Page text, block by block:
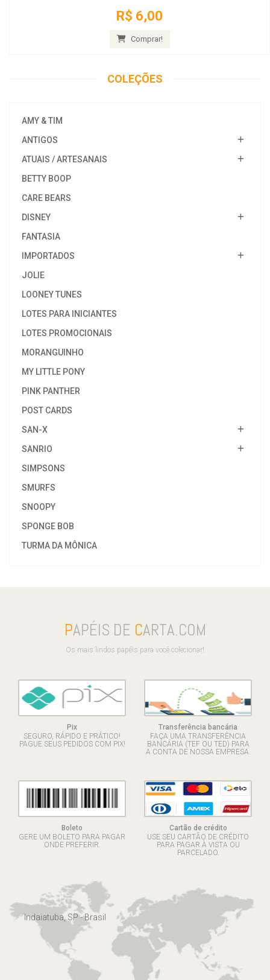
R$ 6,00
Comprar!
COLEÇÕES
AMY & TIM
ANTIGOS
ATUAIS / ARTESANAIS
BETTY BOOP
CARE BEARS
DISNEY
FANTASIA
IMPORTADOS
JOLIE
LOONEY TUNES
LOTES PARA INICIANTES
LOTES PROMOCIONAIS
MORANGUINHO
MY LITTLE PONY
PINK PANTHER
POST CARDS
SAN-X
SANRIO
SIMPSONS
SMURFS
SNOOPY
SPONGE BOB
TURMA DA MÔNICA
PAPÉIS DE CARTA.COM
Os mais lindos papéis para você colecionar!
Pix
SEGURO, RÁPIDO E PRÁTICO!
PAGUE SEUS PEDIDOS COM PIX!
Transferência bancária
FAÇA UMA TRANSFERÊNCIA
BANCÁRIA (TEF OU TED) PARA
A CONTA DE NOSSA EMPRESA.
Boleto
GERE UM BOLETO PARA PAGAR
ONDE PREFERIR.
Cartão de crédito
USE SEU CARTÃO DE CRÉDITO
PARA PAGAR À VISTA OU
PARCELADO.
Indaiatuba, SP - Brasil